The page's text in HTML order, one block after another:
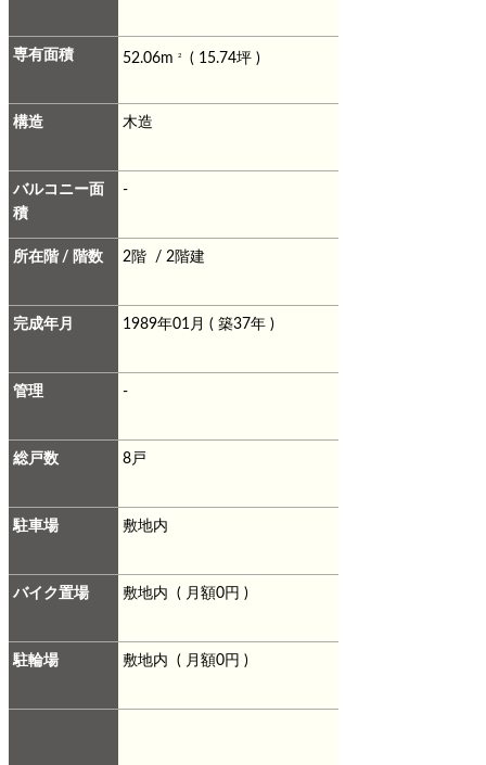
専有面積 52.06m2 ( 15.74坪 )
構造 木造
バルコニー面
積
-
所在階 / 階数 2階 / 2階建
完成年月 1989年01月 ( 築37年 )
管理 -
総戸数 8戸
駐車場 敷地内
バイク置場 敷地内 ( 月額0円 )
駐輪場 敷地内 ( 月額0円 )